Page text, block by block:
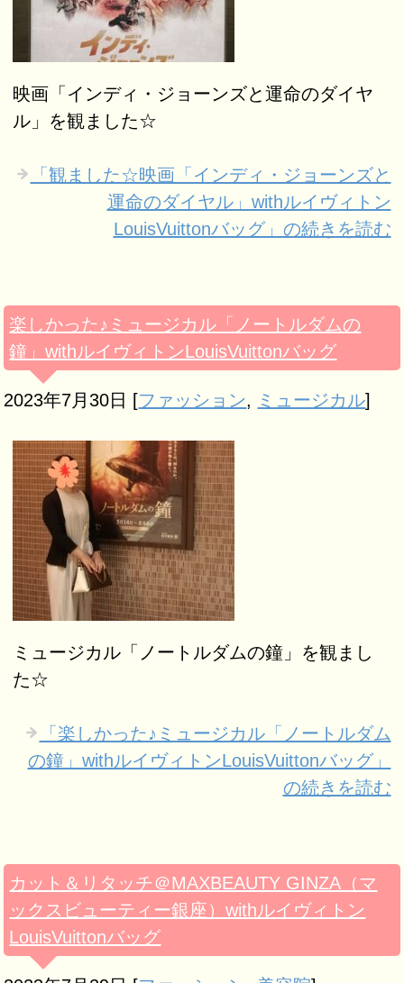
映画「インディ・ジョーンズと運命のダイヤ
ル」を観ました☆
「観ました☆映画「インディ・ジョーンズと
運命のダイヤル」withルイヴィトン
LouisVuittonバッグ」の続きを読む
楽しかった♪ミュージカル「ノートルダムの
鐘」withルイヴィトンLouisVuittonバッグ
2023年7月30日 [ファッション, ミュージカル]
ミュージカル「ノートルダムの鐘」を観まし
た☆
「楽しかった♪ミュージカル「ノートルダム
の鐘」withルイヴィトンLouisVuittonバッグ」
の続きを読む
カット＆リタッチ＠MAXBEAUTY GINZA（マ
ックスビューティー銀座）withルイヴィトン
LouisVuittonバッグ